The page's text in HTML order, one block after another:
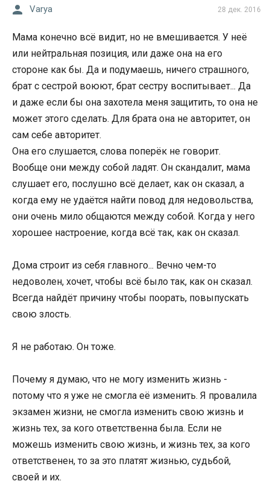
28 дек. 2016
Varya
Мама конечно всё видит, но не вмешивается. У неё
или нейтральная позиция, или даже она на его
стороне как бы. Да и подумаешь, ничего страшного,
брат с сестрой воюют, брат сестру воспитывает... Да
и даже если бы она захотела меня защитить, то она не
может этого сделать. Для брата она не авторитет, он
сам себе авторитет.
Она его слушается, слова поперёк не говорит.
Вообще они между собой ладят. Он скандалит, мама
слушает его, послушно всё делает, как он сказал, а
когда ему не удаётся найти повод для недовольства,
они очень мило общаются между собой. Когда у него
хорошее настроение, когда всё так, как он сказал.
Дома строит из себя главного... Вечно чем-то
недоволен, хочет, чтобы всё было так, как он сказал.
Всегда найдёт причину чтобы поорать, повыпускать
свою злость.
Я не работаю. Он тоже.
Почему я думаю, что не могу изменить жизнь -
потому что я уже не смогла её изменить. Я провалила
экзамен жизни, не смогла изменить свою жизнь и
жизнь тех, за кого ответственна была. Если не
можешь изменить свою жизнь, и жизнь тех, за кого
ответственен, то за это платят жизнью, судьбой,
своей и их.